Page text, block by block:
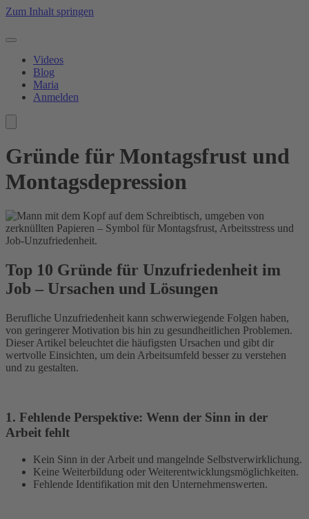
Zum Inhalt springen
Videos
Blog
Maria
Anmelden
Gründe für Montagsfrust und
Montagsdepression
Top 10 Gründe für Unzufriedenheit im
Job – Ursachen und Lösungen
Berufliche Unzufriedenheit kann schwerwiegende Folgen haben,
von geringerer Motivation bis hin zu gesundheitlichen Problemen.
Dieser Artikel beleuchtet die häufigsten Ursachen und gibt dir
wertvolle Einsichten, um dein Arbeitsumfeld besser zu verstehen
und zu gestalten.
1. Fehlende Perspektive: Wenn der Sinn in der
Arbeit fehlt
Kein Sinn in der Arbeit und mangelnde Selbstverwirklichung.
Keine Weiterbildung oder Weiterentwicklungsmöglichkeiten.
Fehlende Identifikation mit den Unternehmenswerten.